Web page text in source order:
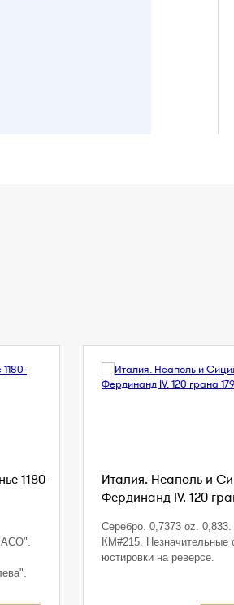
1180-
Италия. Неаполь и
Фердинанд IV. 120
Серебро. 0,7373 oz. 0,833.
КМ#215. Незначительные
юстировки на реверсе.